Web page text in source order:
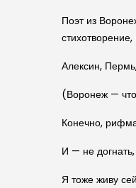
Поэт из
стихотворение,
Алексин,
(Воронеж —
Конечно,
И — не
Я тоже живу